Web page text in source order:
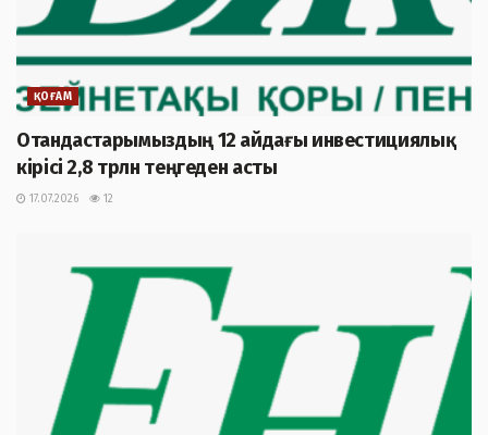
ҚОҒАМ
Отандастарымыздың 12 айдағы инвестициялық
кірісі 2,8 трлн теңгеден асты
17.07.2026 12